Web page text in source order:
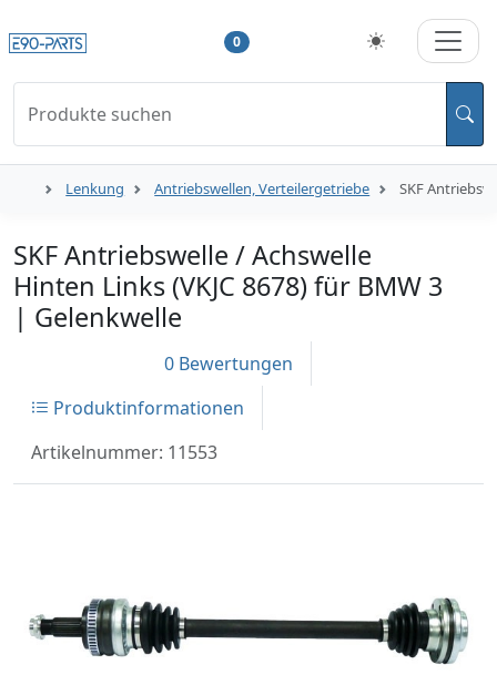
0
Produkte suchen
Lenkung Antriebswellen, Verteilergetriebe SKF
SKF Antriebswelle / Achswelle
Hinten Links (VKJC 8678) für BMW 3
| Gelenkwelle
0 Bewertungen
Produktinformationen
Artikelnummer: 11553